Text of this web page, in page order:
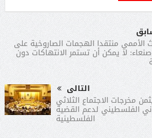
الأممي منتقدا الهجمات الصاروخية على
لا يمكن أن تستمر الانتهاكات دون
التالى
مخرجات الاجتماع الثلاثي
الفلسطيني لدعم القضية
الفلسطينية